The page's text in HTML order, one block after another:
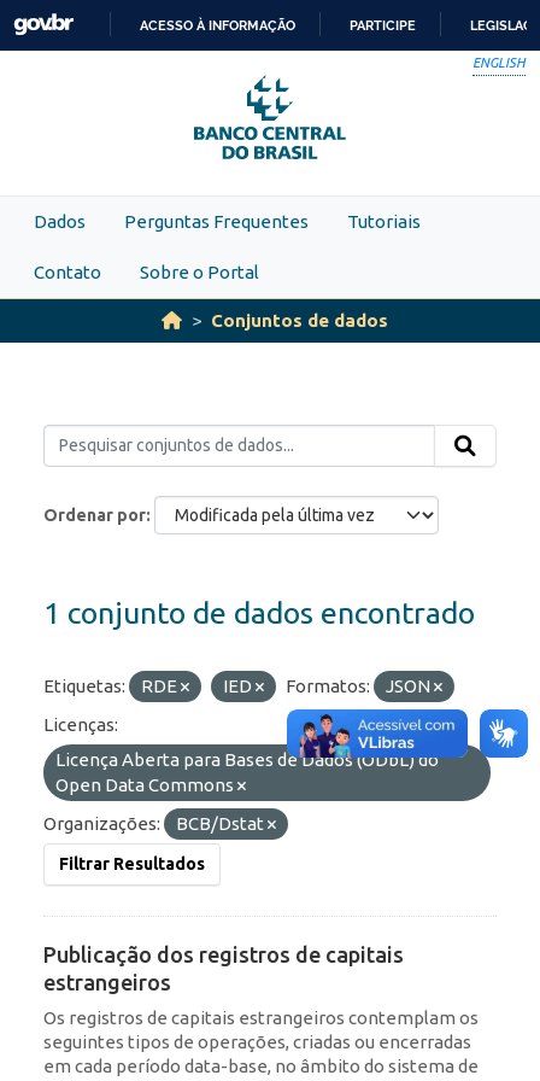
Skip to main content
PARA
O
CONTEÚDO
ACESSO À INFORMAÇÃO PARTICIPE
ENGLISH
Dados Perguntas Frequentes Tutoriais
Contato Sobre o Portal
Conjuntos de dados
Ordenar por
1 conjunto de dados encontrado
Etiquetas: RDE IED Formatos:
JSON
Licenças:
Licença Aberta para Bases de Dados (ODbL) do
Open Data Commons
Organizações:
BCB/Dstat
Filtrar Resultados
Publicação dos registros de capitais
estrangeiros
Os registros de capitais estrangeiros contemplam os
seguintes tipos de operações, criadas ou encerradas
em cada período data-base, no âmbito do sistema de